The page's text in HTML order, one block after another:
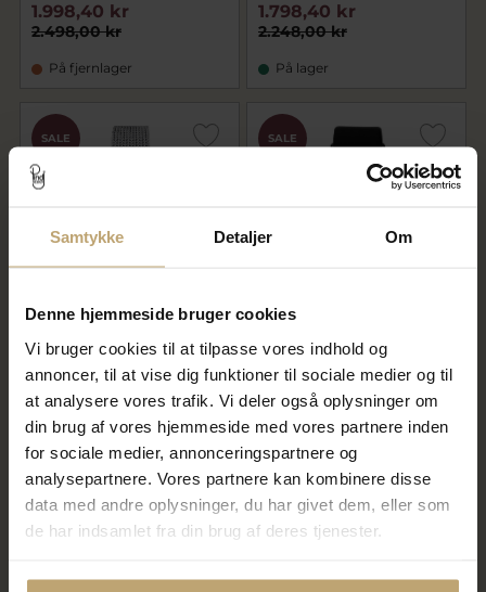
Samtykke Detaljer Om
Denne hjemmeside bruger cookies
Vi bruger cookies til at tilpasse vores indhold og
annoncer, til at vise dig funktioner til sociale medier og til
at analysere vores trafik. Vi deler også oplysninger om
din brug af vores hjemmeside med vores partnere inden
for sociale medier, annonceringspartnere og
analysepartnere. Vores partnere kan kombinere disse
data med andre oplysninger, du har givet dem, eller som
de har indsamlet fra din brug af deres tjenester.
2.498,00 kr
1.998,40 kr
På fjernlager
2.248,00 kr
1.798,40 kr
På lager
SALE
Nyhed
hvid 34mm
2.198,00 kr
1.758,40 kr
På lager
SALE
Nyhed
hvid 40mm
2.100,00 kr
1.680,00 kr
På lager
SALE SALE